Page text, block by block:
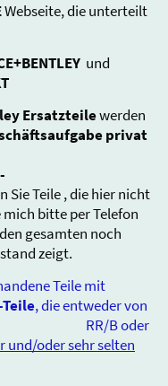
Webseite, die unterteilt
und
Ersatzteilewerden
privat
die hier nicht
bitte per Telefon
gesamten noch
zeigt.
Teile mit
Teile, die entweder von
und/oder sehr selten